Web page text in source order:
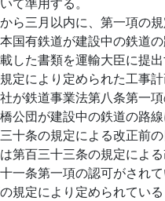
ら三月以内に、第一項の
国有鉄道が建設中の鉄道
した書類を運輸大臣に提
定により定められた工事
が鉄道事業法第八条第一
公団が建設中の鉄道の路
十条の規定による改正前
第百三十三条の規定によ
一条第一項の認可がされ
規定により定められてい